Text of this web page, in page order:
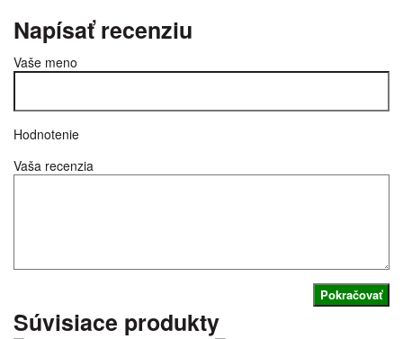
Napísať recenziu
Vaše meno
Hodnotenie
Vaša recenzia
Pokračovať
Súvisiace produkty